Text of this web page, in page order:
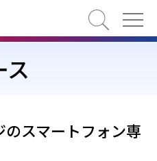
検索
ス
スマートフォン専